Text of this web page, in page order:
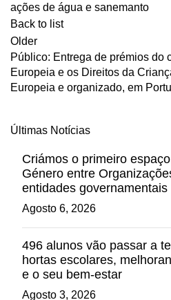
ações de água e sanemanto
Back to list
Older
Público: Entrega de prémios do
Europeia e os Direitos da
Europeia e organizado, em
Últimas Notícias
Criámos o primeiro
Género entre
entidades
Agosto 6, 2026
496 alunos vão passar a
hortas escolares,
e o seu bem-estar
Agosto 3, 2026